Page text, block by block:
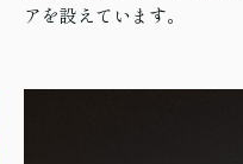
アを設えています。